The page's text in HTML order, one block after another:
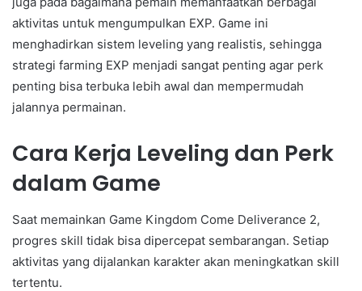
aktivitas untuk mengumpulkan EXP. Game ini
menghadirkan sistem leveling yang realistis, sehingga
strategi farming EXP menjadi sangat penting agar perk
penting bisa terbuka lebih awal dan mempermudah
jalannya permainan.
Cara Kerja Leveling dan Perk
dalam Game
Saat memainkan Game Kingdom Come Deliverance 2,
progres skill tidak bisa dipercepat sembarangan. Setiap
aktivitas yang dijalankan karakter akan meningkatkan skill
tertentu.